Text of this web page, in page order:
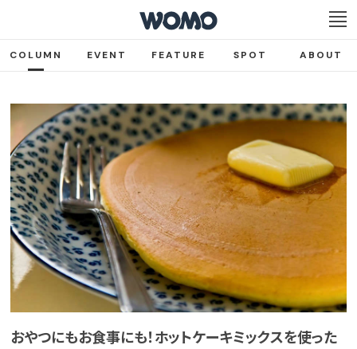
COLUMN EVENT FEATURE SPOT ABOUT
おやつにもお食事にも！ホットケーキミックスを使った